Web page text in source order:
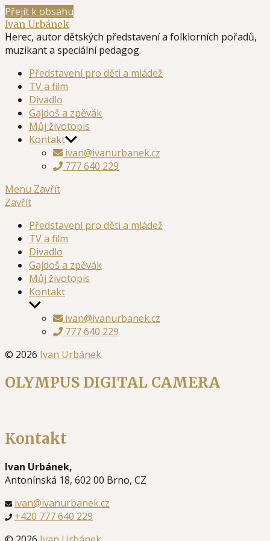
Přejít k obsahu
Ivan Urbánek
Herec, autor dětských představení a folklorních pořadů,
muzikant a speciální pedagog.
Představení pro děti a mládež
TV a film
Divadlo
Gajdoš a zpěvák
Můj životopis
Kontakt
ivan@ivanurbanek.cz
777 640 229
Menu Zavřít
Zavřít
Představení pro děti a mládež
TV a film
Divadlo
Gajdoš a zpěvák
Můj životopis
Kontakt
Zobrazit
podmenuivan@ivanurbanek.cz
777 640 229
© 2026 Ivan Urbánek
OLYMPUS DIGITAL CAMERA
Kontakt
Ivan Urbánek,
Antonínská 18, 602 00 Brno, CZ
ivan@ivanurbanek.cz
+420 777 640 229